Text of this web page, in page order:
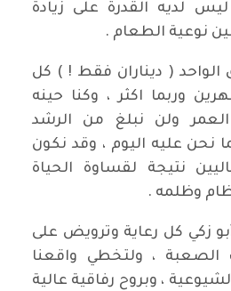
لديه القدرة على زيادة
نوعية الطعام .
الواحد ( ديناران فقط ! ) كل
وربما اكثر ، وكنا حينه
ولن نبلغ من الرشد
نحن عليه اليوم ، وقد نكون
نتيجة لقساوة الحياة
وظلمه .
زكي كل رعاية وترويض على
، ولتخطي واقعنا
، وبروح رفاقية عالية